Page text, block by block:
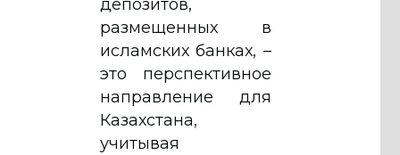
депозитов,
размещенных в
исламских банках, –
это перспективное
направление для
Казахстана,
учитывая